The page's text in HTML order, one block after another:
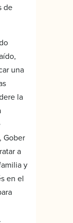
de
una
la
Gober
a
y
en el